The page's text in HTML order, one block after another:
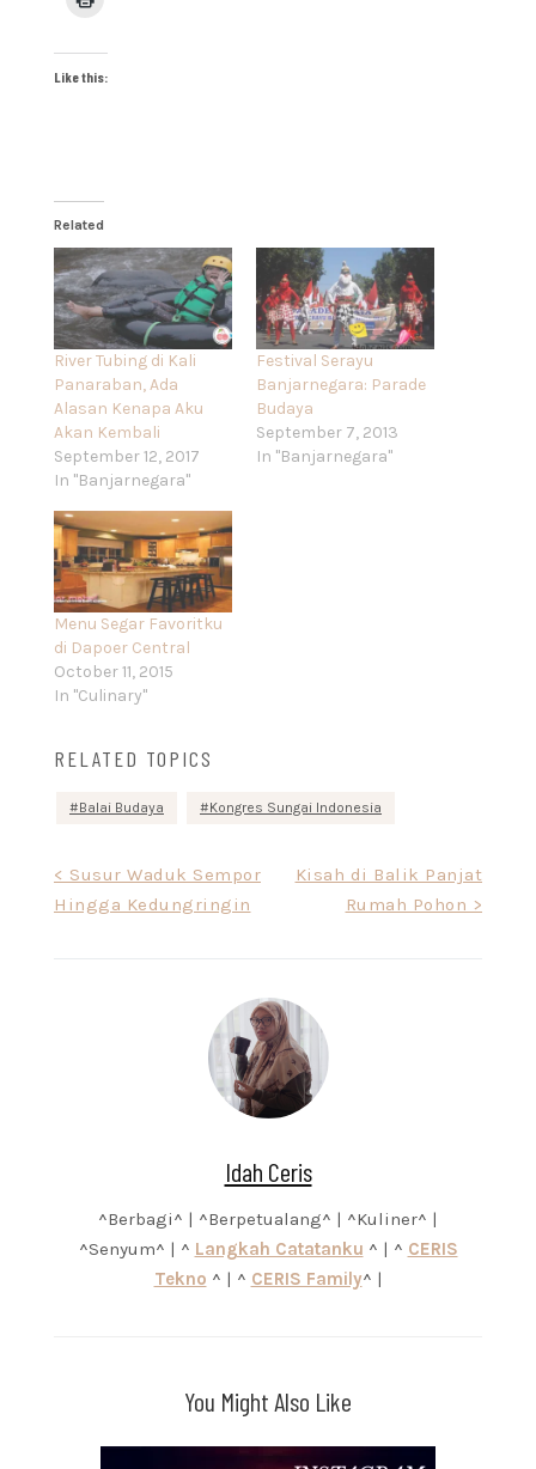
Like this:
Related
River Tubing di Kali
Panaraban, Ada
Alasan Kenapa Aku
Akan Kembali
September 12, 2017
In "Banjarnegara"
Festival Serayu
Banjarnegara: Parade
Budaya
September 7, 2013
In "Banjarnegara"
Menu Segar Favoritku
di Dapoer Central
October 11, 2015
In "Culinary"
RELATED TOPICS
Balai Budaya Kongres Sungai Indonesia
navigation
< Susur Waduk Sempor
Hingga Kedungringin
Kisah di Balik Panjat
Rumah Pohon >
Idah Ceris
^Berbagi^ | ^Berpetualang^ | ^Kuliner^ |
^Senyum^ | ^ Langkah Catatanku ^ | ^ CERIS
Tekno ^ | ^ CERIS Family^ |
You Might Also Like